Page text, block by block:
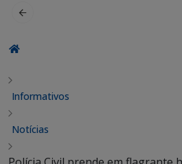
Informativos
Notícias